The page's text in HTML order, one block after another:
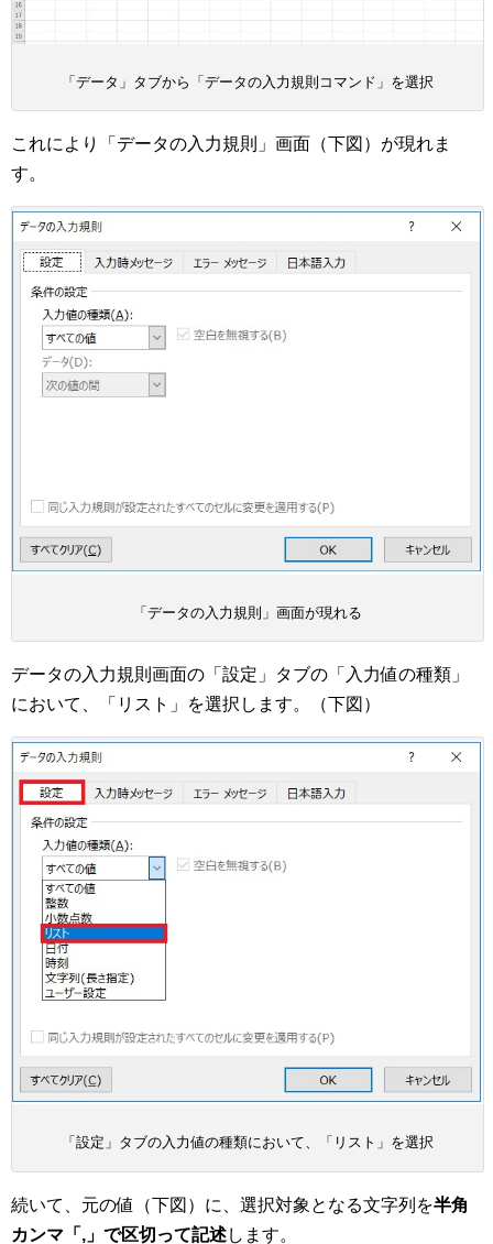
「データ」タブから「データの入力規則コマンド」を選択
これにより「データの入力規則」画面（下図）が現れま
す。
「データの入力規則」画面が現れる
データの入力規則画面の「設定」タブの「入力値の種類」
において、「リスト」を選択します。（下図）
「設定」タブの入力値の種類において、「リスト」を選択
続いて、元の値（下図）に、選択対象となる文字列を半角
カンマ「,」で区切って記述します。